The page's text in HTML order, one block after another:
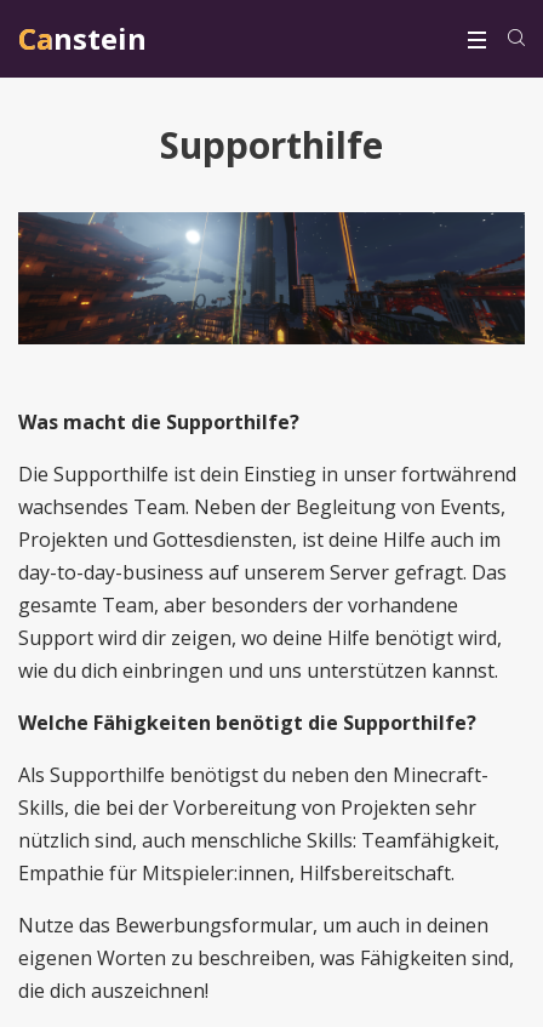
Canstein
Canstein
Supporthilfe
Was macht die Supporthilfe?
Die Supporthilfe ist dein Einstieg in unser fortwährend
wachsendes Team. Neben der Begleitung von Events,
Projekten und Gottesdiensten, ist deine Hilfe auch im
day-to-day-business auf unserem Server gefragt. Das
gesamte Team, aber besonders der vorhandene
Support wird dir zeigen, wo deine Hilfe benötigt wird,
wie du dich einbringen und uns unterstützen kannst.
Welche Fähigkeiten benötigt die Supporthilfe?
Als Supporthilfe benötigst du neben den Minecraft-
Skills, die bei der Vorbereitung von Projekten sehr
nützlich sind, auch menschliche Skills: Teamfähigkeit,
Empathie für Mitspieler:innen, Hilfsbereitschaft.
Nutze das Bewerbungsformular, um auch in deinen
eigenen Worten zu beschreiben, was Fähigkeiten sind,
die dich auszeichnen!